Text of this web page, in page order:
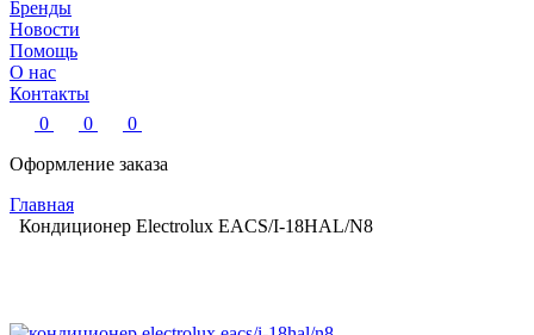
Бренды
Новости
Помощь
О нас
Контакты
0
0
0
Оформление заказа
Главная
Кондиционер Electrolux EACS/I-18HAL/N8